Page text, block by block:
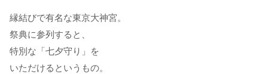
縁結びで有名な東京大神宮。
祭典に参列すると、
特別な「七夕守り」を
いただけるというもの。